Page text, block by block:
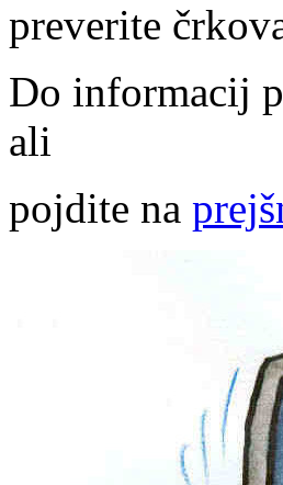
preverite
Do informacij
ali
pojdite na